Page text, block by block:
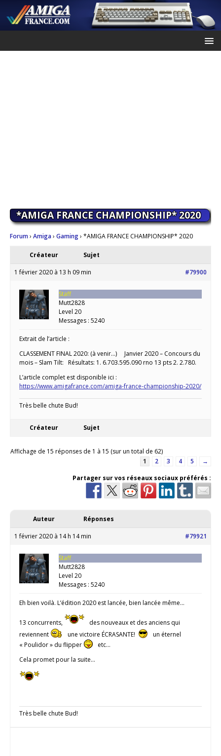
*AMIGA FRANCE CHAMPIONSHIP* 2020
Forum› Amiga› Gaming› *AMIGA FRANCE CHAMPIONSHIP* 2020
Créateur Sujet
1 février 2020 à 13 h 09 min #79900
Staff
Mutt2828
Level 20
Messages : 5240
Extrait de l’article :
CLASSEMENT FINAL 2020: (à venir…) Janvier 2020 – Concours du
mois – Slam Tilt: Résultats: 1. 6.703.595.090 rno 13 pts 2. 2.780.
L’article complet est disponible ici :
https://www.amigafrance.com/amiga-france-championship-2020/
Très belle chute Bud!
Créateur Sujet
Affichage de 15 réponses de 1 à 15 (sur un total de 62)
1
2 3 4 5
→
Partager sur vos réseaux sociaux préférés :
Auteur Réponses
1 février 2020 à 14 h 14 min #79921
Staff
Mutt2828
Level 20
Messages : 5240
Eh bien voilà. L’édition 2020 est lancée, bien lancée même…
13 concurrents,
des nouveaux et des anciens qui
reviennent
une victoire ÉCRASANTE!
un éternel
« Poulidor » du flipper
etc…
Cela promet pour la suite…
Très belle chute Bud!